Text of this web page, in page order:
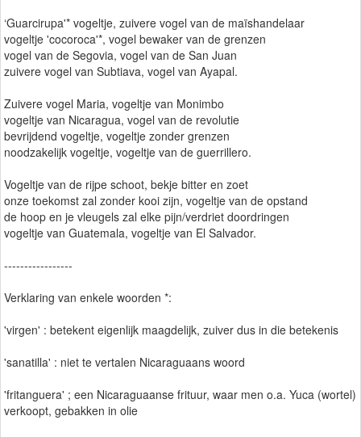
‘Guarcirupa'* vogeltje, zuivere vogel van de maïshandelaar
vogeltje 'cocoroca'*, vogel bewaker van de grenzen
vogel van de Segovia, vogel van de San Juan
zuivere vogel van Subtiava, vogel van Ayapal.
Zuivere vogel Maria, vogeltje van Monimbo
vogeltje van Nicaragua, vogel van de revolutie
bevrijdend vogeltje, vogeltje zonder grenzen
noodzakelijk vogeltje, vogeltje van de guerrillero.
Vogeltje van de rijpe schoot, bekje bitter en zoet
onze toekomst zal zonder kooi zijn, vogeltje van de opstand
de hoop en je vleugels zal elke pijn/verdriet doordringen
vogeltje van Guatemala, vogeltje van El Salvador.
-----------------
Verklaring van enkele woorden *:
'virgen' : betekent eigenlijk maagdelijk, zuiver dus in die betekenis
'sanatilla' : niet te vertalen Nicaraguaans woord
'fritanguera' ; een Nicaraguaanse frituur, waar men o.a. Yuca (wortel)
verkoopt, gebakken in olie